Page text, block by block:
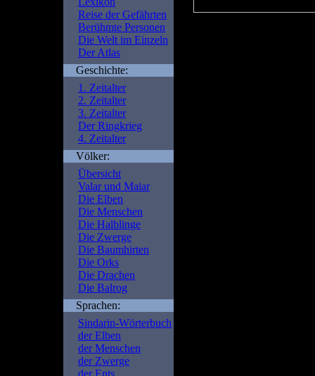
Reise der Gefährten
Berühmte Personen
Die Welt im Einzeln
Der Atlas
Geschichte:
1. Zeitalter
2. Zeitalter
3. Zeitalter
Der Ringkrieg
4. Zeitalter
Völker:
Übersicht
Valar und Maiar
Die Elben
Die Menschen
Die Halblinge
Die Zwerge
Die Baumhirten
Die Orks
Die Drachen
Die Balrog
Sprachen:
Sindarin-Wörterbuch
der Elben
der Menschen
der Zwerge
der Ents